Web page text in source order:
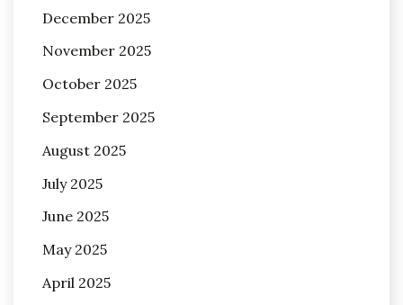
December 2025
November 2025
October 2025
September 2025
August 2025
July 2025
June 2025
May 2025
April 2025